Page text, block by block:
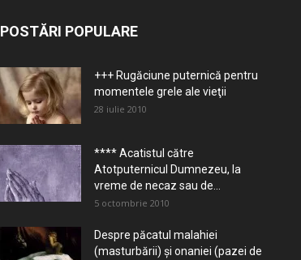
POSTĂRI POPULARE
+++ Rugăciune puternică pentru
momentele grele ale vieţii
28 iulie 2010
**** Acatistul către
Atotputernicul Dumnezeu, la
vreme de necaz sau de...
5 octombrie 2010
Despre păcatul malahiei
(masturbării) şi onaniei (pazei de